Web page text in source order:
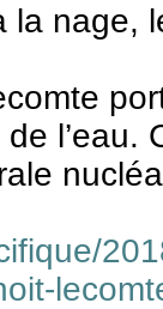
la nage,
l’eau.